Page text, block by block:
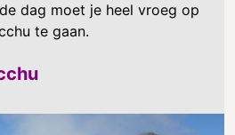
dag moet je heel vroeg op
te gaan.